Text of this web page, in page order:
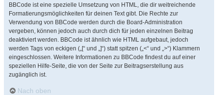
BBCode ist eine spezielle Umsetzung von HTML, die dir weitreichende
Formatierungsmöglichkeiten für deinen Text gibt. Die Rechte zur
Verwendung von BBCode werden durch die Board-Administration
vergeben, können jedoch auch durch dich für jeden einzelnen Beitrag
deaktiviert werden. BBCode ist ähnlich wie HTML aufgebaut, jedoch
werden Tags von eckigen („[“ und „]“) statt spitzen („<“ und „>“) Klammern
eingeschlossen. Weitere Informationen zu BBCode findest du auf einer
speziellen Hilfe-Seite, die von der Seite zur Beitragserstellung aus
zugänglich ist.
Nach oben